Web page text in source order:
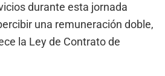
durante esta jornada
una remuneración doble,
la Ley de Contrato de